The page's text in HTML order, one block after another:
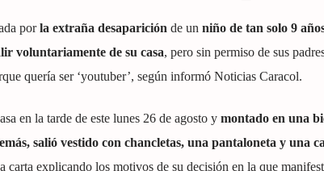
porla extraña desaparición de un niño de tan solo 9
voluntariamente de su casa, pero sin permiso de sus
quería ser ‘youtuber’, según informó Noticias Caracol.
en la tarde de este lunes 26 de agosto ymontado en una
salió vestido con chancletas, una pantaloneta y una
carta explicando los motivos de su decisión en la que